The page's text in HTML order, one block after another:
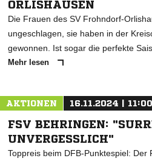
ORLISHAUSEN
Die Frauen des SV Frohndorf-
ungeschlagen, sie haben in der
gewonnen. Ist sogar die perfekte
Mehr lesen
AKTIONEN 16.11.2024 | 11:00
FSV BEHRINGEN:
UNVERGESSLICH"
Toppreis beim DFB-Punktespiel: Der